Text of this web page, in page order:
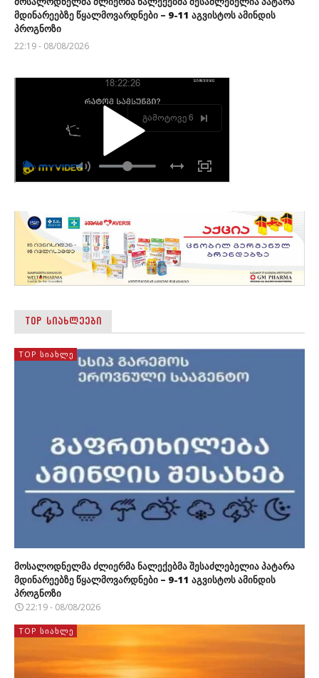
მდინარეებზე წყალმოვარდნები – 9-11 აგვისტოს ამინდის
პროგნოზი
22:19 - 08/08/2026
TOP ᲡᲘᲐᲮᲚᲔᲔᲑᲘ
TOP ᲡᲘᲐᲮᲚᲔ
მოსალოდნელმა ძლიერმა ნალექებმა შესაძლებელია პატარა
მდინარეებზე წყალმოვარდნები – 9-11 აგვისტოს ამინდის
პროგნოზი
22:19 - 08/08/2026
TOP ᲡᲘᲐᲮᲚᲔ